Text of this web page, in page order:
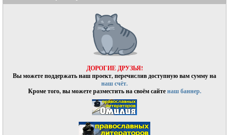
ДОРОГИЕ ДРУЗЬЯ!
Вы можете поддержать наш проект, перечислив доступную вам сумму на
наш счёт.
Кроме того, вы можете разместить на своём сайтенаш баннер.